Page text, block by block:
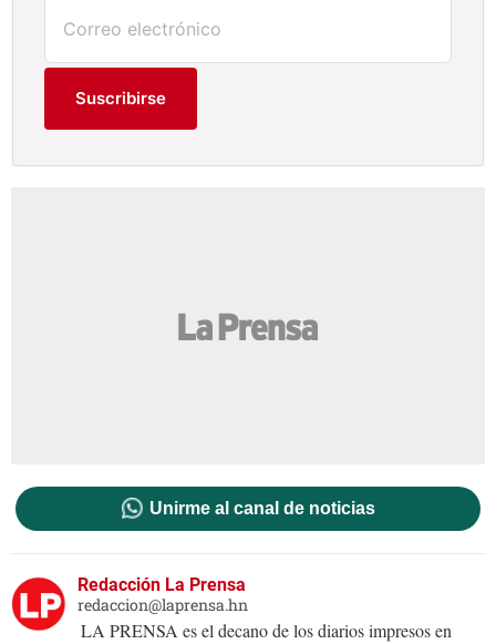
Suscribirse
Unirme al canal de noticias
Redacción La Prensa
redaccion@laprensa.hn
LA PRENSA es el decano de los diarios impresos en